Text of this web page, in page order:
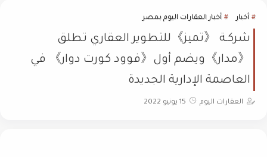
أخبار أخبار العقارات اليوم بمصر
شركـة 《تميز》للتطوير العقاري تطلق
《مدار》ويضم أول《فوود كورت دوار》 في
العاصمة الإدارية الجديدة
العقارات اليوم 15 يونيو 2022